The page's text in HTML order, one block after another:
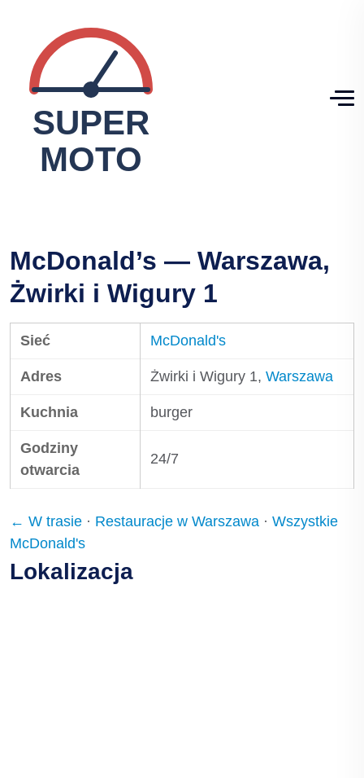
McDonald’s — Warszawa,
Żwirki i Wigury 1
Sieć McDonald's
Adres Żwirki i Wigury 1, Warszawa
Kuchnia burger
Godziny
otwarcia
24/7
← W trasie · Restauracje w Warszawa · Wszystkie
McDonald's
Lokalizacja